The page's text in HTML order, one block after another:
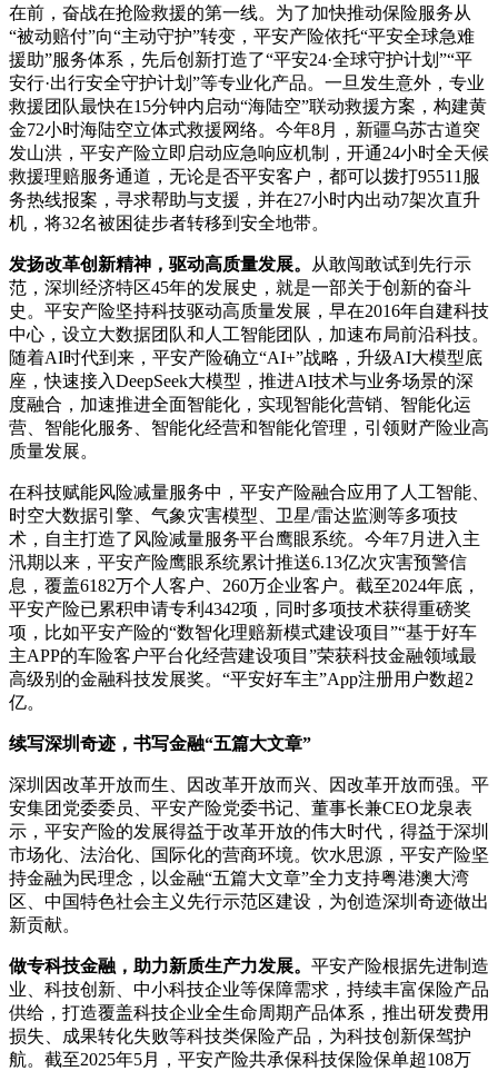
在前，奋战在抢险救援的第一线。为了加快推动保险服务从
“被动赔付”向“主动守护”转变，平安产险依托“平安全球急难
援助”服务体系，先后创新打造了“平安24·全球守护计划”“平
安行·出行安全守护计划”等专业化产品。一旦发生意外，专业
救援团队最快在15分钟内启动“海陆空”联动救援方案，构建黄
金72小时海陆空立体式救援网络。今年8月，新疆乌苏古道突
发山洪，平安产险立即启动应急响应机制，开通24小时全天候
救援理赔服务通道，无论是否平安客户，都可以拨打95511服
务热线报案，寻求帮助与支援，并在27小时内出动7架次直升
机，将32名被困徒步者转移到安全地带。
发扬改革创新精神，驱动高质量发展。
从敢闯敢试到先行示
范，深圳经济特区45年的发展史，就是一部关于创新的奋斗
史。平安产险坚持科技驱动高质量发展，早在2016年自建科技
中心，设立大数据团队和人工智能团队，加速布局前沿科技。
随着AI时代到来，平安产险确立“AI+”战略，升级AI大模型底
座，快速接入DeepSeek大模型，推进AI技术与业务场景的深
度融合，加速推进全面智能化，实现智能化营销、智能化运
营、智能化服务、智能化经营和智能化管理，引领财产险业高
质量发展。
在科技赋能风险减量服务中，平安产险融合应用了人工智能、
时空大数据引擎、气象灾害模型、卫星/雷达监测等多项技
术，自主打造了风险减量服务平台鹰眼系统。今年7月进入主
汛期以来，平安产险鹰眼系统累计推送6.13亿次灾害预警信
息，覆盖6182万个人客户、260万企业客户。截至2024年底，
平安产险已累积申请专利4342项，同时多项技术获得重磅奖
项，比如平安产险的“数智化理赔新模式建设项目”“基于好车
主APP的车险客户平台化经营建设项目”荣获科技金融领域最
高级别的金融科技发展奖。“平安好车主”App注册用户数超2
亿。
续写深圳奇迹，书写金融“五篇大文章”
深圳因改革开放而生、因改革开放而兴、因改革开放而强。平
安集团党委委员、平安产险党委书记、董事长兼CEO龙泉表
示，平安产险的发展得益于改革开放的伟大时代，得益于深圳
市场化、法治化、国际化的营商环境。饮水思源，平安产险坚
持金融为民理念，以金融“五篇大文章”全力支持粤港澳大湾
区、中国特色社会主义先行示范区建设，为创造深圳奇迹做出
新贡献。
做专科技金融，助力新质生产力发展。 平安产险根据先进制造
业、科技创新、中小科技企业等保障需求，持续丰富保险产品
供给，打造覆盖科技企业全生命周期产品体系，推出研发费用
损失、成果转化失败等科技类保险产品，为科技创新保驾护
航。截至2025年5月，平安产险共承保科技保险保单超108万